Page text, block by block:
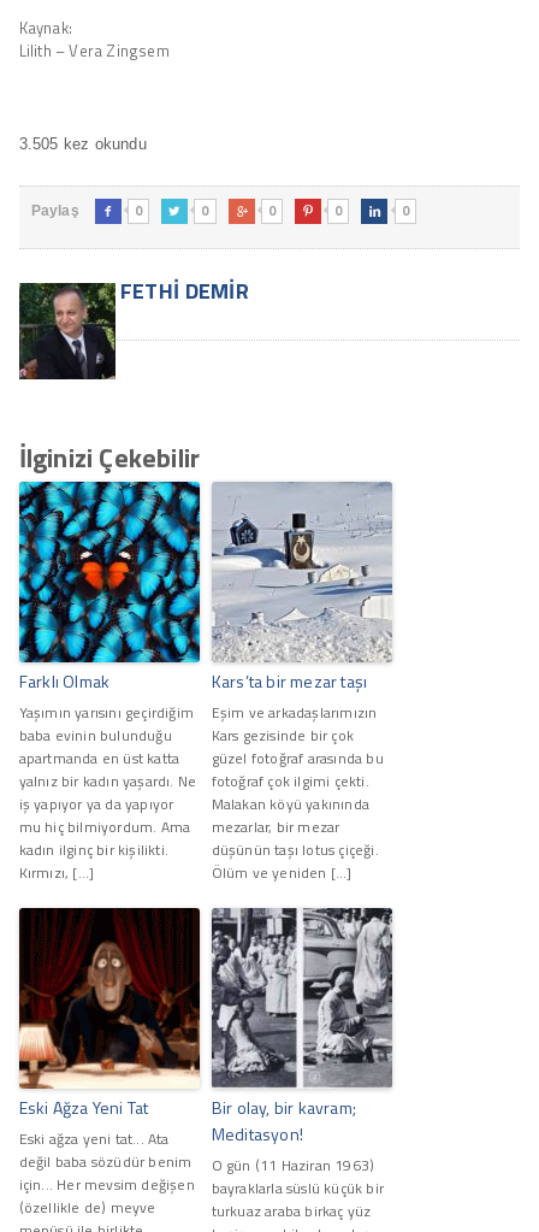
Kaynak:
Lilith – Vera Zingsem
3.505 kez okundu
Paylaş  0  0  0  0  0
FETHI DEMIR
İlginizi Çekebilir
Farklı Olmak
Yaşımın yarısını geçirdiğim
baba evinin bulunduğu
apartmanda en üst katta
yalnız bir kadın yaşardı. Ne
iş yapıyor ya da yapıyor
mu hiç bilmiyordum. Ama
kadın ilginç bir kişilikti.
Kırmızı, […]
Kars’ta bir mezar taşı
Eşim ve arkadaşlarımızın
Kars gezisinde bir çok
güzel fotoğraf arasında bu
fotoğraf çok ilgimi çekti.
Malakan köyü yakınında
mezarlar, bir mezar
düşünün taşı lotus çiçeği.
Ölüm ve yeniden […]
Eski Ağza Yeni Tat
Eski ağza yeni tat... Ata
değil baba sözüdür benim
için... Her mevsim değişen
(özellikle de) meyve
Bir olay, bir kavram;
Meditasyon!
O gün (11 Haziran 1963)
bayraklarla süslü küçük bir
turkuaz araba birkaç yüz